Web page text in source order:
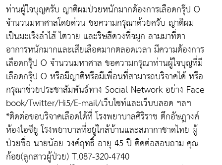
ท่านผู้ใจบุญครับ ญาติผมป่วยหนักมากต้องการเลือดกรุ๊ป O
จำนวนมหาศาลโดยด่วน ขอความกรุณาด้วยครับ ญาติผม
เป็นมะเร็งลำไส้ ไตวาย และริษสีดวงที่จมูก ลามมาที่ตา
อาการหนักมากและเสียเลือดมากตลอดเวลา มีความต้องการ
เลือดกรุ๊ป O จำนวนมหาศาล ขอความกรุณาท่านผู้ใจบุญที่มี
เลือดกรุ๊ป O หรือมีญาติหรือมีเพื่อนที่สามารถบริจาคได้ หรือ
กรุณาช่วยประชาสัมพันธ์ทาง Social Network อย่าง Face
book/Twitter/Hi5/E-mail/เว็บไซท์และเว็บบลอด ฯลฯ
*ติดต่อขอบริจาคเลือดได้ที่ โรงพยาบาลศิริราช ตึกอัษฎางค์
ห้องไอซียู โรงพยาบาลที่อยู่ใกล้บ้านและสภากาชาดไทย ผู้
ป่วยชื่อ นายน้อย วงค์ฤทธิ์ อายุ 45 ปี ติดต่อสอบถาม คุณ
ก้อย(ลูกสาวผู้ป่วย) T.087-320-4740